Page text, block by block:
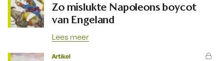
Zo mislukte Napoleons boycot
van Engeland
Lees meer
Artikel